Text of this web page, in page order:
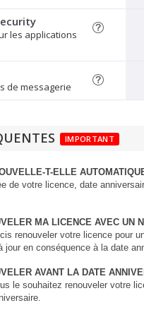
les applications
de messagerie
IMPORTANT
T-ELLE
de votre licence, date
MA LICENCE AVEC UN
renouveler votre licence pour
jour en conséquence à la date
AVANT LA DATE
le souhaitez renouveler votre